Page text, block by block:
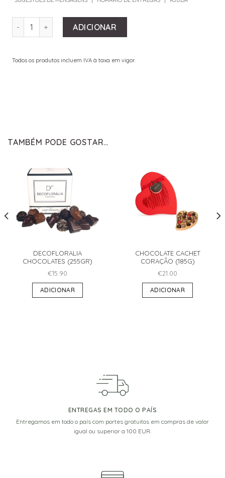
ADICIONAR
Todos os produtos incluem IVA à taxa em vigor.
TAMBÉM PODE GOSTAR…
DECOFLORALIA
CHOCOLATES (255GR)
€15.90
ADICIONAR
CHOCOLATE CACHET
CORAÇÃO (185G)
€21.00
ADICIONAR
ENTREGAS EM TODO O PAÍS
Entregamos em todo o país com portes gratuitos em compras de valor
igual ou superior a 100 EUR.